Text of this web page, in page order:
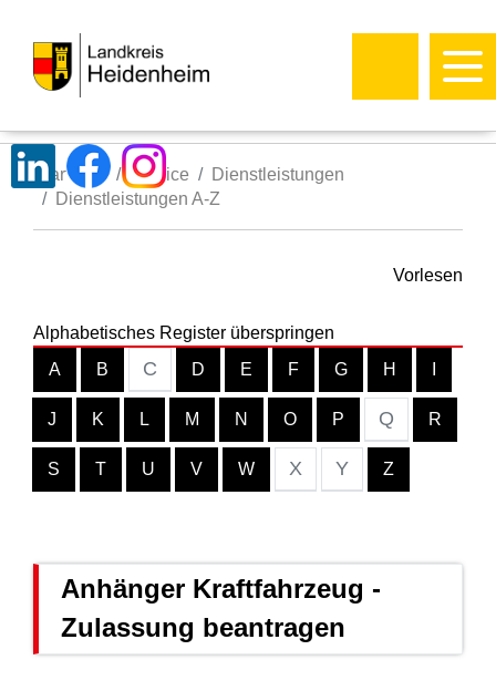
Startseite Service
Dienstleistungen
Dienstleistungen A-Z
Vorlesen
Alphabetisches Register überspringen
A
B C D E F G H
J K L M N O P Q R
S T U V W X Y Z
Anhänger Kraftfahrzeug -
Zulassung beantragen